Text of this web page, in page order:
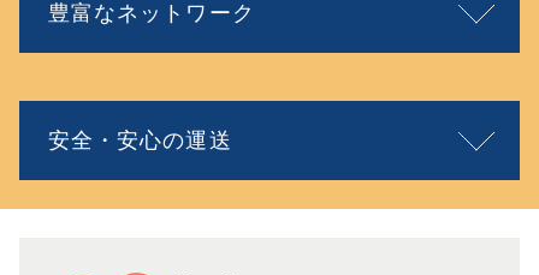
豊富なネットワーク
安全・安心の運送